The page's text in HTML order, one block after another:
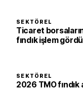
SEKTÖREL
Ticaret
fındık işlem gördü
SEKTÖREL
2026 TMO fındık